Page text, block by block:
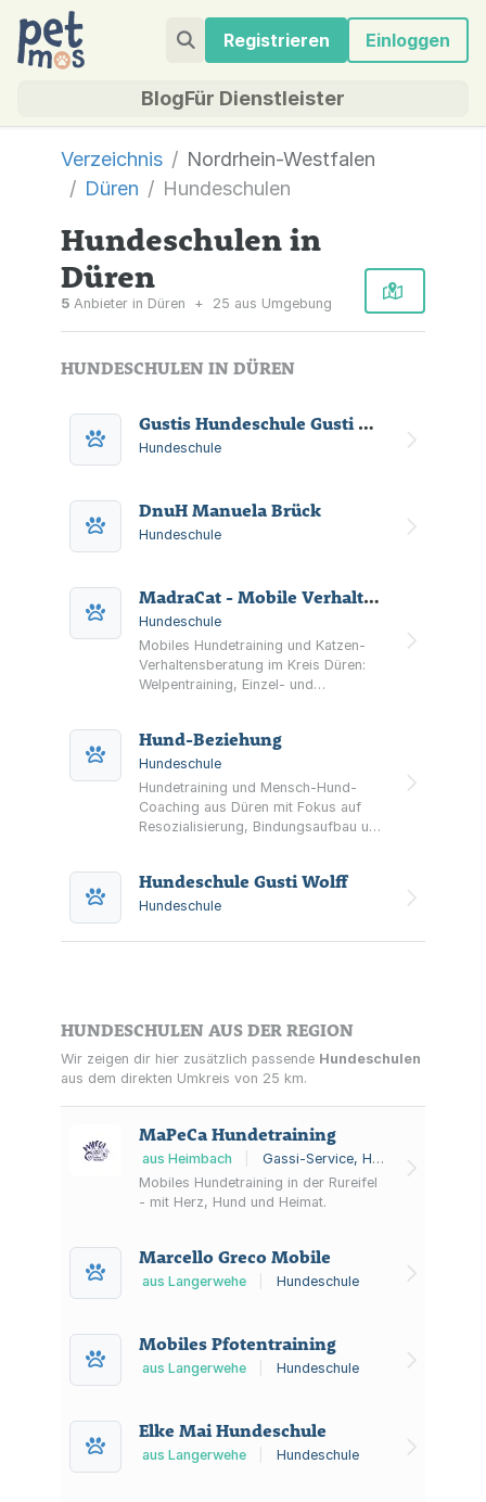
Registrieren Einloggen
BlogFür Dienstleister
Verzeichnis
Nordrhein-Westfalen
Düren
Hundeschulen
Hundeschulen in
Düren
5 Anbieter in Düren + 25 aus Umgebung
HUNDESCHULEN IN DÜREN
Gustis Hundeschule Gusti Wolff
Hundeschule
DnuH Manuela Brück
Hundeschule
MadraCat - Mobile Verhaltensberatung
Hundeschule
Mobiles Hundetraining und Katzen-
Verhaltensberatung im Kreis Düren:
Welpentraining, Einzel- und
Umgebung.
Hund-Beziehung
Hundeschule
Hundetraining und Mensch-Hund-
Coaching aus Düren mit Fokus auf
Resozialisierung, Bindungsaufbau und
Workshops angeboten – auch
bundesweit.
Hundeschule Gusti Wolff
Hundeschule
HUNDESCHULEN AUS DER REGION
Wir zeigen dir hier zusätzlich passende Hundeschulen
aus dem direkten Umkreis von 25 km.
MaPeCa Hundetraining
aus Heimbach
Gassi-Service, Hundeschule, Hundetraining
Mobiles Hundetraining in der Rureifel
- mit Herz, Hund und Heimat.
Marcello Greco Mobile
aus Langerwehe Hundeschule
Mobiles Pfotentraining
aus Langerwehe Hundeschule
Elke Mai Hundeschule
aus Langerwehe Hundeschule